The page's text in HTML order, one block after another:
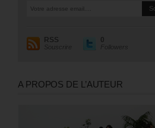
RSS
Souscrire
0
Followers
A PROPOS DE L’AUTEUR